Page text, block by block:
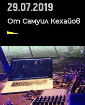
29.07.2019
От Самуил Кехайов